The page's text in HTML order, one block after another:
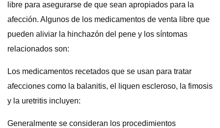
libre para asegurarse de que sean apropiados para la
afección. Algunos de los medicamentos de venta libre que
pueden aliviar la hinchazón del pene y los síntomas
relacionados son:
Los medicamentos recetados que se usan para tratar
afecciones como la balanitis, el liquen escleroso, la fimosis
y la uretritis incluyen:
Generalmente se consideran los procedimientos